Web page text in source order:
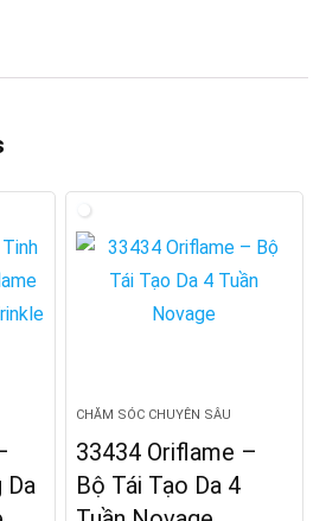
Da
CHĂM SÓC CHUYÊN SÂU
33434 Oriflame –
Bộ Tái Tạo Da 4